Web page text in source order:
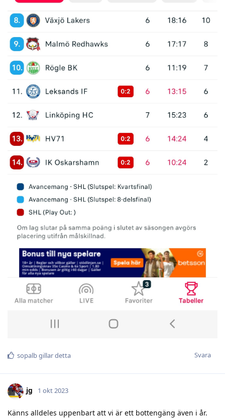
Svara
sopalbgillar detta
jg 1 okt 2023
Känns alldeles uppenbart att vi är ett bottengäng även i år.